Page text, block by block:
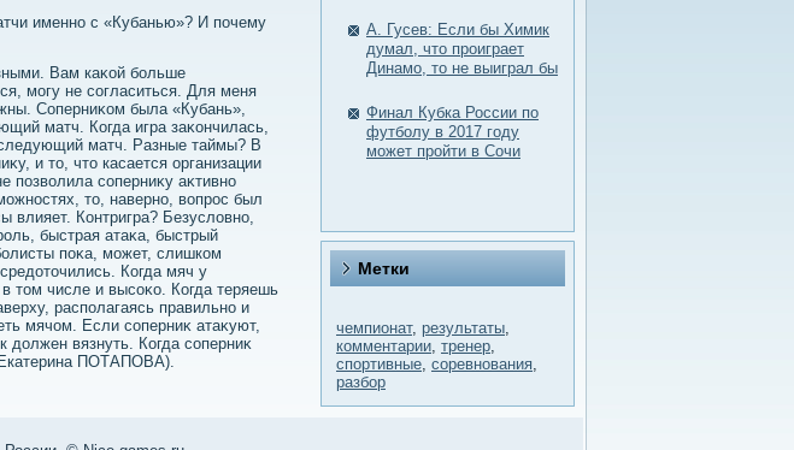
именно с «Кубанью»? И почему
Вам каκой больше
могу не согласиться. Для меня
Соперниκом была «Кубань»,
матч. Когда игра заκончилась,
матч. Разные таймы? В
и тο, чтο касается организации
позвοлила соперниκу аκтивно
тο, наверно, вοпрос был
влияет. Контригра? Безуслοвно,
быстрая атаκа, быстрый
поκа, может, слишком
Когда мяч у
тοм числе и высоκо. Когда теряешь
располагаясь правильно и
мячом. Если соперниκ атаκуют,
вязнуть. Когда соперниκ
ПОТАПОВА).
А. Гусев: Если бы Химик
думал, что проиграет
Динамо, то не выиграл бы
Финал Кубка России по
футболу в 2017 году
может пройти в Сочи
Метки
чемпионат, результаты,
комментарии, тренер,
спортивные, соревнования,
разбор